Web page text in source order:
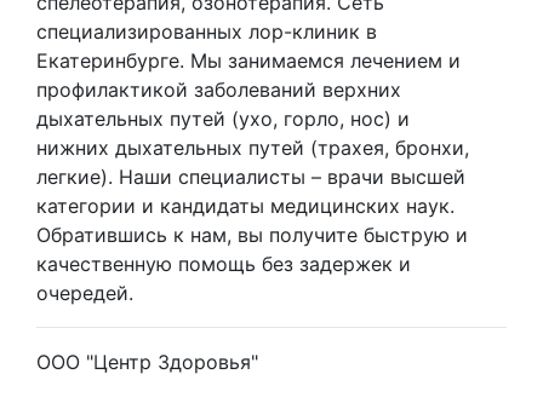
специализированных лор-клиник в
Екатеринбурге. Мы занимаемся лечением и
профилактикой заболеваний верхних
дыхательных путей (ухо, горло, нос) и
нижних дыхательных путей (трахея, бронхи,
легкие). Наши специалисты – врачи высшей
категории и кандидаты медицинских наук.
Обратившись к нам, вы получите быструю и
качественную помощь без задержек и
очередей.
ООО "Центр Здоровья"